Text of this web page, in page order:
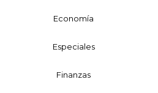
Economía
Especiales
Finanzas